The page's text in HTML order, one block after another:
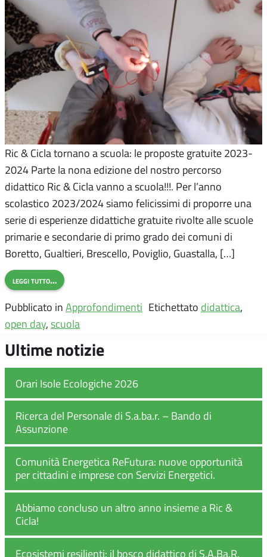
Ric & Cicla tornano a scuola: le proposte gratuite 2023-
2024 Parte la nona edizione del nostro percorso
didattico Ric & Cicla vanno a scuola!!!. Per l’anno
scolastico 2023/2024 siamo felicissimi di proporre una
serie di esperienze didattiche gratuite rivolte alle scuole
primarie e secondarie di primo grado dei comuni di
Boretto, Gualtieri, Brescello, Poviglio, Guastalla, […]
leggi tutto…
Pubblicato in Approfondimenti Etichettato didattica,
open day, scuola
Ultime notizie
Orari Isole Ecologiche 2026
Ricerca del Personale di S.a.ba.r. – Bando di
Assunzione
Comunità Energetica ReFutura: nuove opportunità
per cittadini e imprese con Servizi Energetici.
Abbiamo concluso un altro anno insieme a Ric &
Cicla!
Ecosistemi resilienti: il bosco didattico di S.A.Ba.R.